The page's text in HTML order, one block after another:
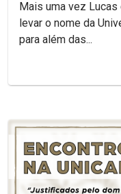
Mais uma vez
levar o nome da
para além das...